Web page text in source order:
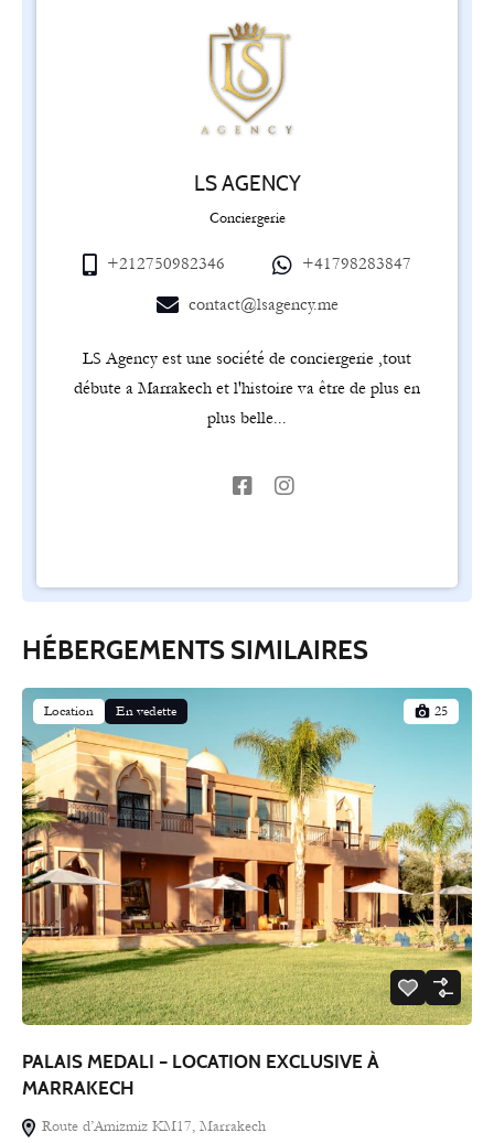
LS AGENCY
Conciergerie
+212750982346 +41798283847
contact@lsagency.me
LS Agency est une société de conciergerie ,tout
débute a Marrakech et l'histoire va être de plus en
plus belle...
HÉBERGEMENTS SIMILAIRES
Location En vedette 25
PALAIS MEDALI – LOCATION EXCLUSIVE À
MARRAKECH
Route d’Amizmiz KM17, Marrakech